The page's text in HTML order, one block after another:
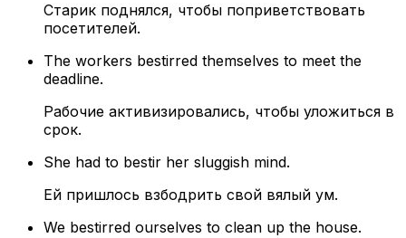
Старик поднялся, чтобы поприветствовать
посетителей.
The workers bestirred themselves to meet the
deadline.
Рабочие активизировались, чтобы уложиться в
срок.
She had to bestir her sluggish mind.
Ей пришлось взбодрить свой вялый ум.
We bestirred ourselves to clean up the house.